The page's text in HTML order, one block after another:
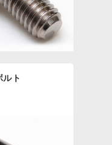
ルト